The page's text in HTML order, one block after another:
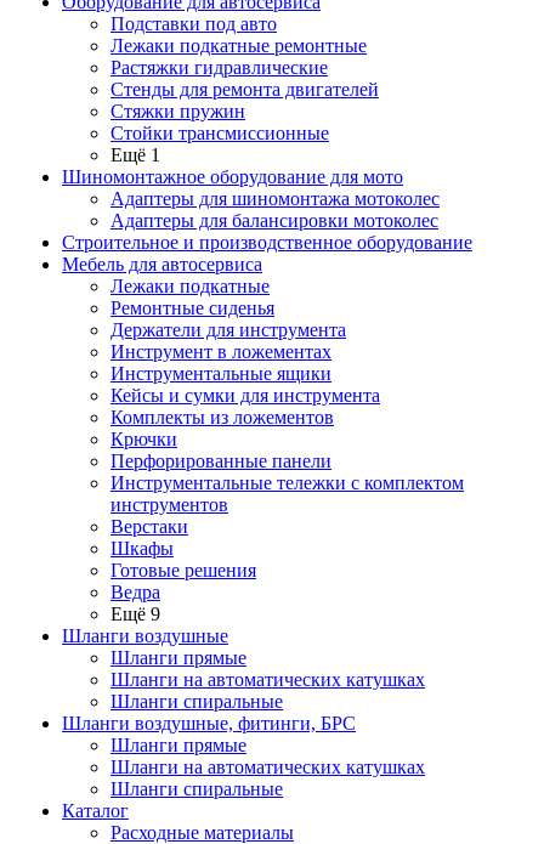
Подставки под авто
Лежаки подкатные ремонтные
Растяжки гидравлические
Стенды для ремонта двигателей
Стяжки пружин
Стойки трансмиссионные
Ещё 1
Шиномонтажное оборудование для мото
Адаптеры для шиномонтажа мотоколес
Адаптеры для балансировки мотоколес
Строительное и производственное оборудование
Мебель для автосервиса
Лежаки подкатные
Ремонтные сиденья
Держатели для инструмента
Инструмент в ложементах
Инструментальные ящики
Кейсы и сумки для инструмента
Комплекты из ложементов
Крючки
Перфорированные панели
Инструментальные тележки с комплектом
инструментов
Верстаки
Шкафы
Готовые решения
Ведра
Ещё 9
Шланги воздушные
Шланги прямые
Шланги на автоматических катушках
Шланги спиральные
Шланги воздушные, фитинги, БРС
Шланги прямые
Шланги на автоматических катушках
Шланги спиральные
Каталог
Расходные материалы